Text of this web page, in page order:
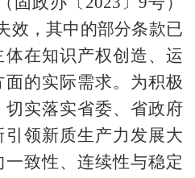
效，其中的部分条款已
在知识产权创造、运
的实际需求。为积极
实落实省委、省政府
领新质生产力发展大
致性、连续性与稳定